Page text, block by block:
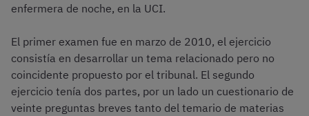
enfermera de noche, en la UCI.
El primer examen fue en marzo de 2010, el ejercicio
consistía en desarrollar un tema relacionado pero no
coincidente propuesto por el tribunal. El segundo
ejercicio tenía dos partes, por un lado un cuestionario de
veinte preguntas breves tanto del temario de materias